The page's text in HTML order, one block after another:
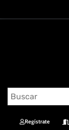
Regístrate